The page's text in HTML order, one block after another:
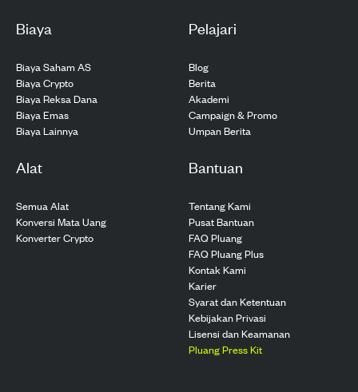
Biaya
Biaya Saham AS
Biaya Crypto
Biaya Reksa Dana
Biaya Emas
Biaya Lainnya
Pelajari
Blog
Berita
Akademi
Campaign & Promo
Umpan Berita
Alat
Semua Alat
Konversi Mata Uang
Konverter Crypto
Bantuan
Tentang Kami
Pusat Bantuan
FAQ Pluang
FAQ Pluang Plus
Kontak Kami
Karier
Syarat dan Ketentuan
Kebijakan Privasi
Lisensi dan Keamanan
Pluang Press Kit